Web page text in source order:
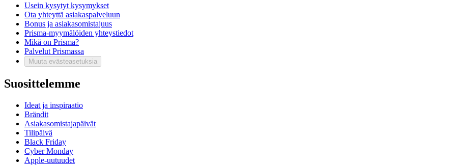
Usein kysytyt kysymykset
Ota yhteyttä asiakaspalveluun
Bonus ja asiakasomistajuus
Prisma-myymälöiden yhteystiedot
Mikä on Prisma?
Palvelut Prismassa
Muuta evästeasetuksia
Suosittelemme
Ideat ja inspiraatio
Brändit
Asiakasomistajapäivät
Tilipäivä
Black Friday
Cyber Monday
Apple-uutuudet